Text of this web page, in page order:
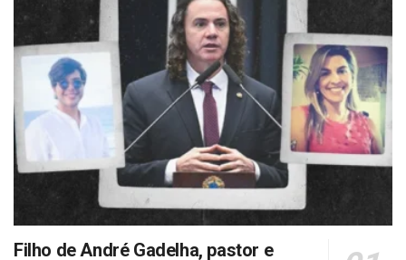
Filho de André Gadelha, pastor e